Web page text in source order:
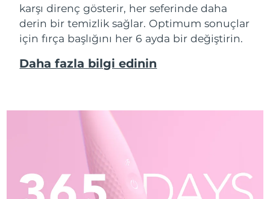
karşı direnç gösterir, her seferinde daha
derin bir temizlik sağlar. Optimum sonuçlar
için fırça başlığını her 6 ayda bir değiştirin.
Daha fazla bilgi edinin